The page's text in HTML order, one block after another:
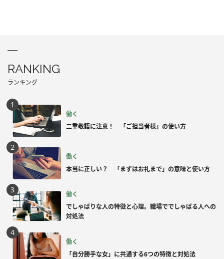
RANKING
ランキング
働く
二重敬語に注意！ 「ご担当者様」の使い方
働く
本当に正しい？ 「まずはお礼まで」の意味と使い方
働く
でしゃばりな人の特徴と心理。職場ででしゃばる人への
対処法
働く
「自分勝手な女」に共通する6つの特徴と対処法